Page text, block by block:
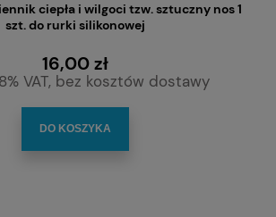
ciepła i wilgoci tzw. sztuczny nos 1
szt. do rurki silikonowej
16,00 zł
VAT, bez kosztów dostawy
DO KOSZYKA